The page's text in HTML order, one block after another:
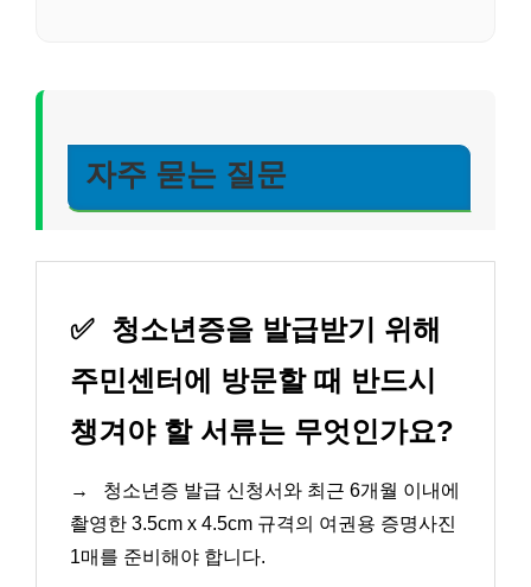
자주 묻는 질문
✅ 청소년증을 발급받기 위해
주민센터에 방문할 때 반드시
챙겨야 할 서류는 무엇인가요?
→
청소년증 발급 신청서와 최근 6개월 이내에
촬영한 3.5cm x 4.5cm 규격의 여권용 증명사진
1매를 준비해야 합니다.